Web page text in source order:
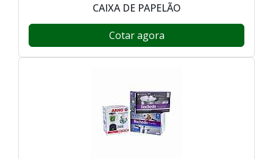
CAIXA DE PAPELÃO
Cotar agora